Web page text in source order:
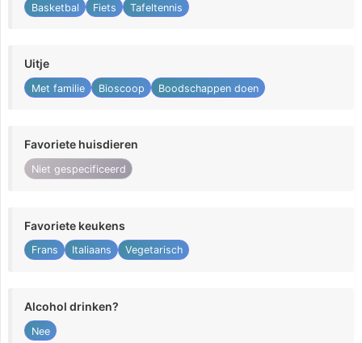
Basketbal Fiets Tafeltennis
Uitje
Met familie Bioscoop Boodschappen doen
Favoriete huisdieren
Niet gespecificeerd
Favoriete keukens
Frans Italiaans Vegetarisch
Alcohol drinken?
Nee